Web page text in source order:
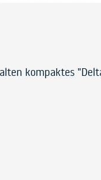
kompaktes